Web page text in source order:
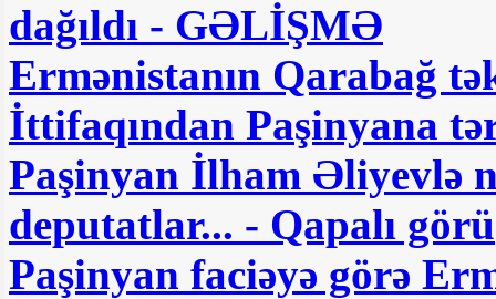
dağıldı - GƏLİŞMƏ
Ermənistanın Qarabağ
İttifaqından Paşinyana
Paşinyan İlham Əliyevlə
deputatlar... - Qapalı
Paşinyan faciəyə görə